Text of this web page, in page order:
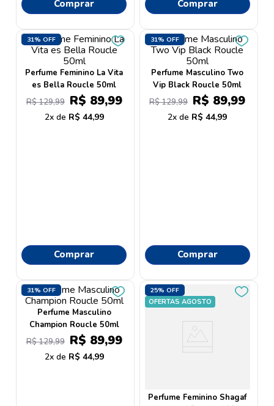
Comprar Comprar
31% OFF
Perfume Feminino La Vita
es Bella Roucle 50ml
R$129,99 R$ 89,99
2 R$ 44,99
Comprar
31% OFF
Perfume Masculino Two
Vip Black Roucle 50ml
R$129,99 R$ 89,99
2 R$ 44,99
Comprar
31% OFF
Perfume Masculino
Champion Roucle 50ml
R$129,99 R$ 89,99
2 R$ 44,99
25% OFF
OFERTAS AGOSTO
Perfume Feminino Shagaf